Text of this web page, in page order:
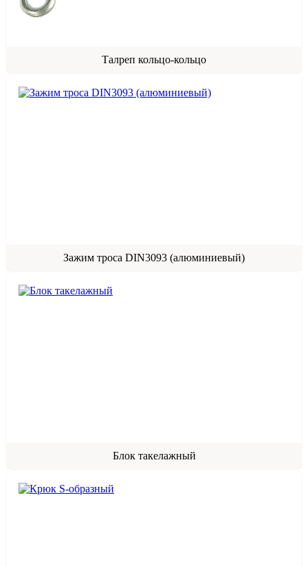
Талреп кольцо-кольцо
Зажим троса DIN3093 (алюминиевый)
Блок такелажный